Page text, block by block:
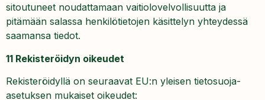
sitoutuneet noudattamaan vaitiolovelvollisuutta ja
pitämään salassa henkilötietojen käsittelyn yhteydessä
saamansa tiedot.
11 Rekisteröidyn oikeudet
Rekisteröidyllä on seuraavat EU:n yleisen tietosuoja-
asetuksen mukaiset oikeudet: